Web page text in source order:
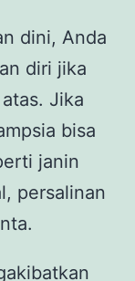
dini, Anda
diri jika
Jika
bisa
janin
persalinan